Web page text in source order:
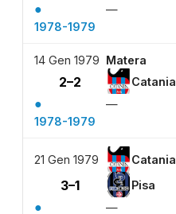
●
—
1978-1979
14 Gen 1979 Matera
2–2 Catania
●
—
1978-1979
21 Gen 1979 Catania
3–1 Pisa
●
—